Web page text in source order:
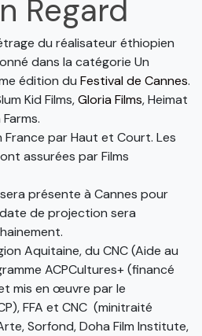
Regard
du réalisateur éthiopien
dans la catégorie Un
édition du Festival de Cannes.
Kid Films,Gloria Films, Heimat
France par Haut et Court. Les
assurées par Films
sera présente à Cannes pour
de projection sera
Aquitaine, du CNC (Aide au
ACPCultures+ (financé
mis en œuvre par le
FFA et CNC (minitraité
Sorfond, Doha Film Institute,